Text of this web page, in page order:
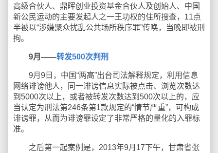
高级合伙人、鼎晖创业投资基金合伙人及创始人、中国
新公民运动的主要发起人之一王功权的住所搜查，11点
半被以“涉嫌聚众扰乱公共场所秩序罪”传唤，当晚即被刑
拘。
9月——转发500次判刑
9月9日，中国“两高”出台司法解释规定，利用信息
网络诽谤他人，同一诽谤信息实际被点击、浏览次数达
到5000次以上，或者被转发次数达到500次以上的，应
当认定为刑法第246条第1款规定的“情节严重”，可构成
诽谤罪，从而为诽谤罪设定了非常严格的量化的入罪标
准。
之后第一起案例是，2013年9月17下午，甘肃省张